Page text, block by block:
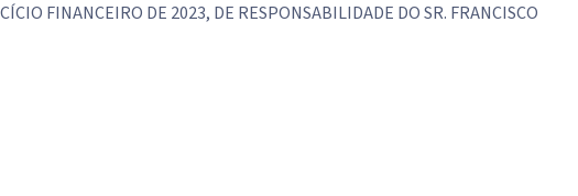
FINANCEIRO DE 2023, DE RESPONSABILIDADE DO SR. FRANCISCO